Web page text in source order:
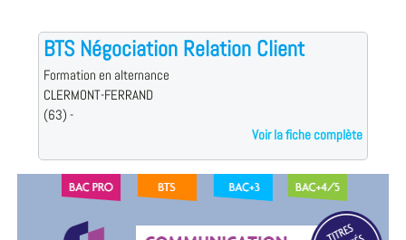
BTS Négociation Relation Client
Formation en alternance
CLERMONT-FERRAND
(63) -
Voir la fiche complète